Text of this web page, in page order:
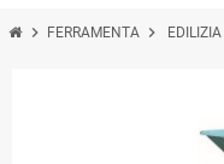
chevron_right FERRAMENTA chevron_right EDILIZIA